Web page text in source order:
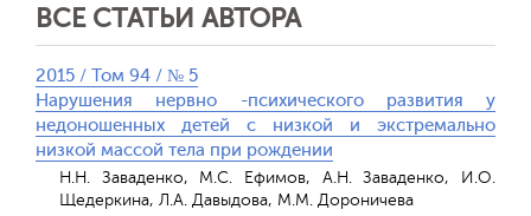
ВСЕ СТАТЬИ АВТОРА
2015 / Том 94 / № 5
Нарушения нервно -психического развития у
недоношенных детей с низкой и экстремально
низкой массой тела при рождении
Н.Н. Заваденко, М.С. Ефимов, А.Н. Заваденко, И.О.
Щедеркина, Л.А. Давыдова, М.М. Дороничева